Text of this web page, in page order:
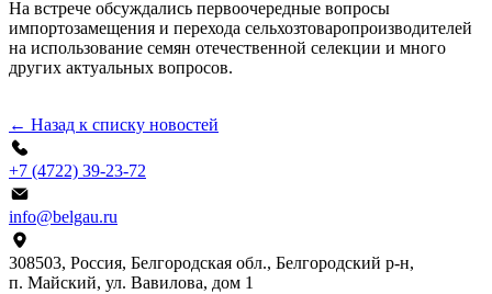
На встрече обсуждались первоочередные вопросы
импортозамещения и перехода сельхозтоваропроизводителей
на использование семян отечественной селекции и много
других актуальных вопросов.
← Назад к списку новостей
+7 (4722) 39-23-72
info@belgau.ru
308503, Россия, Белгородская обл., Белгородский р‑н,
п. Майский, ул. Вавилова, дом 1